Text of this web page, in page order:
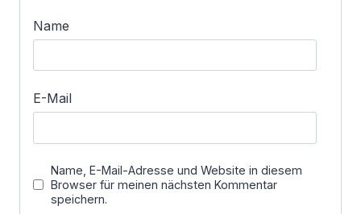
Name
E-Mail
Name, E-Mail-Adresse und Website in diesem
Browser für meinen nächsten Kommentar
speichern.